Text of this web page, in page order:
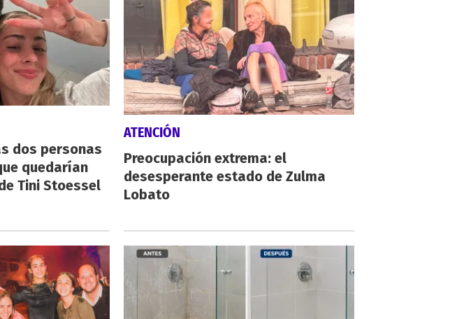
dos personas
quedarían
Tini Stoessel
ATENCIÓN
Preocupación extrema: el
desesperante estado de Zulma
Lobato